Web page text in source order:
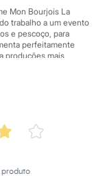
Mon Bourjois La
trabalho a um evento
e pescoço, para
perfeitamente
produções mais
final de elegância e